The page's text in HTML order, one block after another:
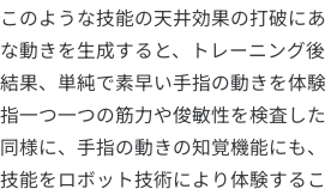
このような技能の天井効果の打破に
な動きを生成すると、トレーニング
結果、単純で素早い手指の動きを体
指一つ一つの筋力や俊敏性を検査し
同様に、手指の動きの知覚機能にも
技能をロボット技術により体験する